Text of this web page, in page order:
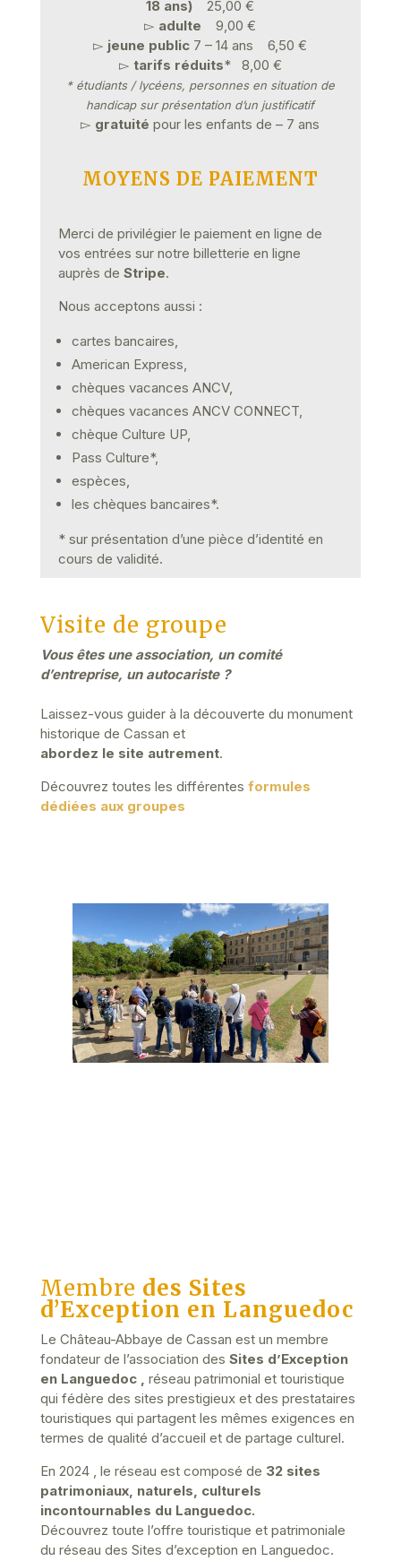
18 ans) 25,00 €
▻ adulte 9,00 €
▻ jeune public 7 – 14 ans 6,50 €
▻ tarifs réduits* 8,00 €
* étudiants / lycéens, personnes en situation de
handicap sur présentation d’un justificatif
▻ gratuité pour les enfants de – 7 ans
MOYENS DE PAIEMENT
Merci de privilégier le paiement en ligne de
vos entrées sur notre billetterie en ligne
auprès de Stripe.
Nous acceptons aussi :
cartes bancaires,
American Express,
chèques vacances ANCV,
chèques vacances ANCV CONNECT,
chèque Culture UP,
Pass Culture*,
espèces,
les chèques bancaires*.
* sur présentation d’une pièce d’identité en
cours de validité.
Visite de groupe
Vous êtes une association, un comité
d’entreprise, un autocariste ?
Laissez-vous guider à la découverte du monument
historique de Cassan et
abordez le site autrement.
Découvrez toutes les différentes formules
dédiées aux groupes
Membre des Sites
d’Exception en Languedoc
Le Château-Abbaye de Cassan est un membre
fondateur de l’association des Sites d’Exception
en Languedoc ,
réseau patrimonial et touristique
qui fédère des sites prestigieux et des prestataires
touristiques qui partagent les mêmes exigences en
termes de qualité d’accueil et de partage culturel.
En 2024 , le réseau est composé de 32 sites
patrimoniaux, naturels, culturels
incontournables du Languedoc.
Découvrez toute l’offre touristique et patrimoniale
du réseau des Sites d’exception en Languedoc.